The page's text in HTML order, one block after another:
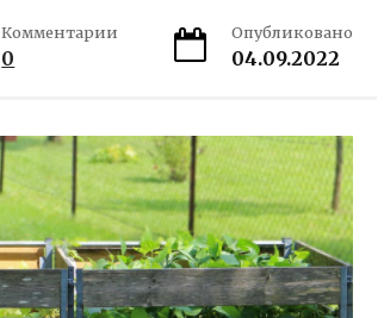
Комментарии
0
Опубликовано
04.09.2022